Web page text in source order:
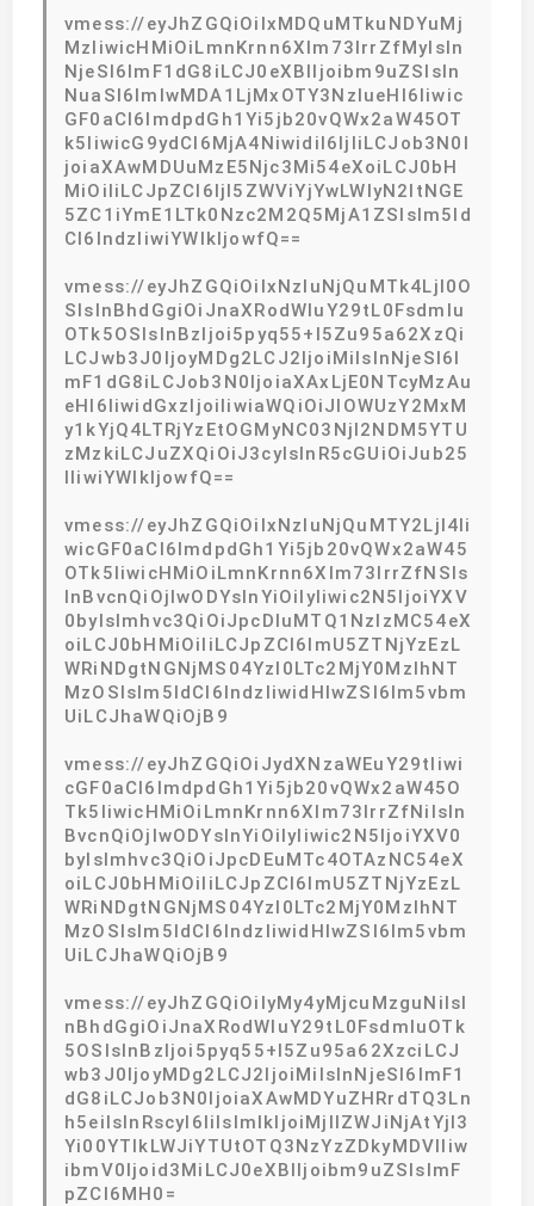
vmess://eyJhZGQiOiIxMDQuMTkuNDYuMj
MzIiwicHMiOiLmnKrnn6Xlm73lrrZfMyIsIn
NjeSI6ImF1dG8iLCJ0eXBlIjoibm9uZSIsIn
NuaSI6ImlwMDA1LjMxOTY3NzIueHl6Iiwic
GF0aCI6ImdpdGh1Yi5jb20vQWx2aW45OT
k5IiwicG9ydCI6MjA4NiwidiI6IjIiLCJob3N0I
joiaXAwMDUuMzE5Njc3Mi54eXoiLCJ0bH
MiOiIiLCJpZCI6IjI5ZWViYjYwLWIyN2ItNGE
5ZC1iYmE1LTk0Nzc2M2Q5MjA1ZSIsIm5ld
CI6IndzIiwiYWlkIjowfQ==
vmess://eyJhZGQiOiIxNzIuNjQuMTk4LjI0O
SIsInBhdGgiOiJnaXRodWIuY29tL0Fsdmlu
OTk5OSIsInBzIjoi5pyq55+l5Zu95a62XzQi
LCJwb3J0IjoyMDg2LCJ2IjoiMiIsInNjeSI6I
mF1dG8iLCJob3N0IjoiaXAxLjE0NTcyMzAu
eHl6IiwidGxzIjoiIiwiaWQiOiJlOWUzY2MxM
y1kYjQ4LTRjYzEtOGMyNC03NjI2NDM5YTU
zMzkiLCJuZXQiOiJ3cyIsInR5cGUiOiJub25
lIiwiYWlkIjowfQ==
vmess://eyJhZGQiOiIxNzIuNjQuMTY2LjI4Ii
wicGF0aCI6ImdpdGh1Yi5jb20vQWx2aW45
OTk5IiwicHMiOiLmnKrnn6Xlm73lrrZfNSIs
InBvcnQiOjIwODYsInYiOiIyIiwic2N5IjoiYXV
0byIsImhvc3QiOiJpcDIuMTQ1NzIzMC54eX
oiLCJ0bHMiOiIiLCJpZCI6ImU5ZTNjYzEzL
WRiNDgtNGNjMS04YzI0LTc2MjY0MzlhNT
MzOSIsIm5ldCI6IndzIiwidHlwZSI6Im5vbm
UiLCJhaWQiOjB9
vmess://eyJhZGQiOiJydXNzaWEuY29tIiwi
cGF0aCI6ImdpdGh1Yi5jb20vQWx2aW45O
Tk5IiwicHMiOiLmnKrnn6Xlm73lrrZfNiIsIn
BvcnQiOjIwODYsInYiOiIyIiwic2N5IjoiYXV0
byIsImhvc3QiOiJpcDEuMTc4OTAzNC54eX
oiLCJ0bHMiOiIiLCJpZCI6ImU5ZTNjYzEzL
WRiNDgtNGNjMS04YzI0LTc2MjY0MzlhNT
MzOSIsIm5ldCI6IndzIiwidHlwZSI6Im5vbm
UiLCJhaWQiOjB9
vmess://eyJhZGQiOiIyMy4yMjcuMzguNiIsI
nBhdGgiOiJnaXRodWIuY29tL0FsdmluOTk
5OSIsInBzIjoi5pyq55+l5Zu95a62XzciLCJ
wb3J0IjoyMDg2LCJ2IjoiMiIsInNjeSI6ImF1
dG8iLCJob3N0IjoiaXAwMDYuZHRrdTQ3Ln
h5eiIsInRscyI6IiIsImlkIjoiMjllZWJiNjAtYjI3
Yi00YTlkLWJiYTUtOTQ3NzYzZDkyMDVlIiw
ibmV0Ijoid3MiLCJ0eXBlIjoibm9uZSIsImF
pZCI6MH0=